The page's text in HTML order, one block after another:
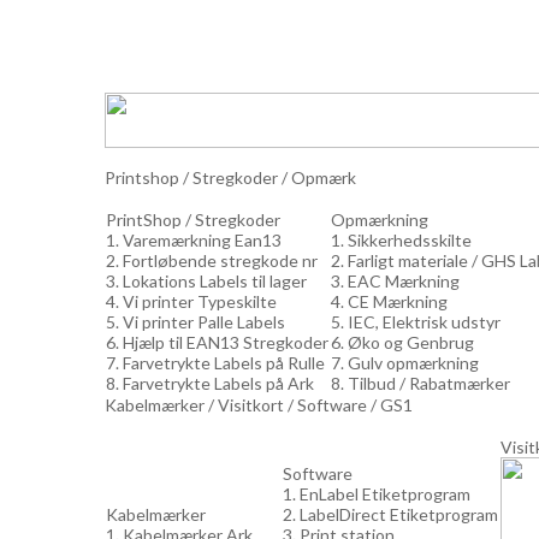
Printshop / Stregkoder / Opmærk
PrintShop / Stregkoder
1. Varemærkning Ean13
2. Fortløbende stregkode nr
3. Lokations Labels til lager
4. Vi printer Typeskilte
5. Vi printer Palle Labels
6. Hjælp til EAN13 Stregkoder
7. Farvetrykte Labels på Rulle
8. Farvetrykte Labels på Ark
Opmærkning
1. Sikkerhedsskilte
2. Farligt materiale / GHS
3. EAC Mærkning
4. CE Mærkning
5. IEC, Elektrisk udstyr
6. Øko og Genbrug
7. Gulv opmærkning
8. Tilbud / Rabatmærker
Kabelmærker / Visitkort / Software / GS1
Kabelmærker
1. Kabelmærker Ark
Software
1. EnLabel Etiketprogram
2. LabelDirect Etiketprogram
3. Print station